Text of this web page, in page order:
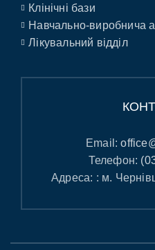
Клінічні бази
Навчально-виробнича
Лікувальний відділ
Email:
Телефон:
Адреса: : м.